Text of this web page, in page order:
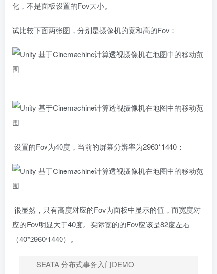
化，不是面板设置的Fov大小。
试比较下面两张图，分别是摄像机的宽和高的Fov：
设置的Fov为40度，当前的屏幕分辨率为2960*1440：
很显然，只有高度对应的Fov为面板中显示的值，而宽度对
应的Fov明显大于40度。实际宽的的Fov应该是82度左右
（40*2960/1440）。
SEATA 分布式事务入门DEMO